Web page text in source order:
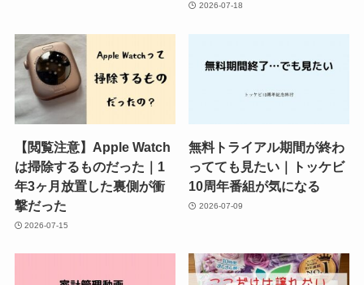
2026-07-18
【閲覧注意】Apple Watch
は掃除するものだった｜1
年3ヶ月放置した裏側が衝
撃だった
2026-07-15
無料トライアル期間が終わ
ってても見たい｜トッケビ
10周年番組が気になる
2026-07-09